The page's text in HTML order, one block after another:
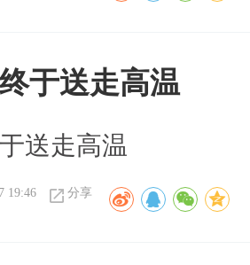
于送走高温
送走高温
19:46 分享